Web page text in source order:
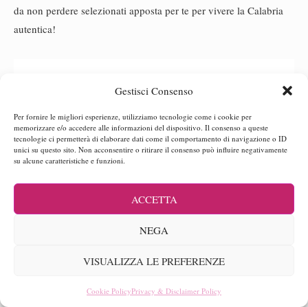
Gestisci Consenso
Per fornire le migliori esperienze, utilizziamo tecnologie come i cookie per
memorizzare e/o accedere alle informazioni del dispositivo. Il consenso a queste
tecnologie ci permetterà di elaborare dati come il comportamento di navigazione o ID
unici su questo sito. Non acconsentire o ritirare il consenso può influire negativamente
su alcune caratteristiche e funzioni.
ACCETTA
NEGA
VISUALIZZA LE PREFERENZE
Cookie PolicyPrivacy & Disclaimer Policy
da non perdere selezionati apposta per te per vivere la Calabria
autentica!
Scopri di più ♡